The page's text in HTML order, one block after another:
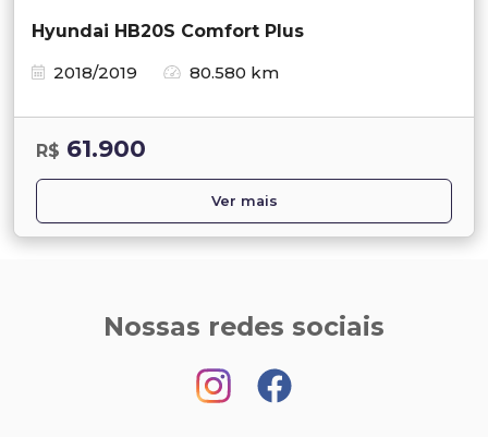
Hyundai HB20S Comfort Plus
2018/2019
80.580 km
R$ 61.900
Ver mais
Nossas redes sociais